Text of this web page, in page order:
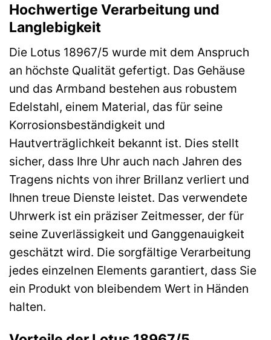
Hochwertige Verarbeitung und
Langlebigkeit
Die Lotus 18967/5 wurde mit dem Anspruch
an höchste Qualität gefertigt. Das Gehäuse
und das Armband bestehen aus robustem
Edelstahl, einem Material, das für seine
Korrosionsbeständigkeit und
Hautverträglichkeit bekannt ist. Dies stellt
sicher, dass Ihre Uhr auch nach Jahren des
Tragens nichts von ihrer Brillanz verliert und
Ihnen treue Dienste leistet. Das verwendete
Uhrwerk ist ein präziser Zeitmesser, der für
seine Zuverlässigkeit und Ganggenauigkeit
geschätzt wird. Die sorgfältige Verarbeitung
jedes einzelnen Elements garantiert, dass Sie
ein Produkt von bleibendem Wert in Händen
halten.